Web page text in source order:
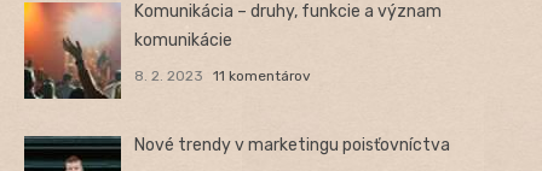
Komunikácia – druhy, funkcie a význam
komunikácie
8. 2. 2023 11 komentárov
Nové trendy v marketingu poisťovníctva